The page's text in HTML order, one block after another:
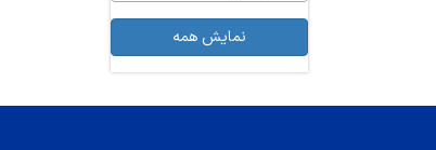
نمایش همه